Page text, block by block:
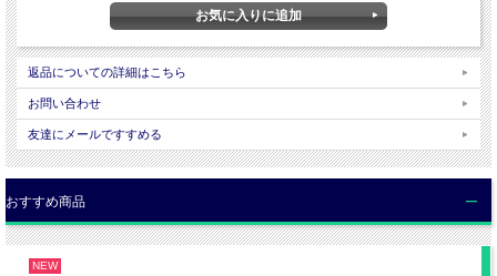
返品についての詳細はこちら
お問い合わせ
友達にメールですすめる
おすすめ商品
NEW